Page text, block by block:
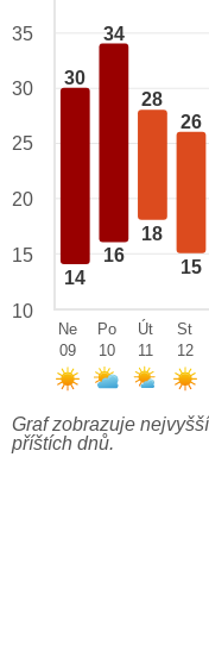
30
14
34
16
28
18
26
15
35
30
25
20
15
10
Ne
09
Po
10
Út
11
St
12
Graf zobrazuje
příštích dnů.